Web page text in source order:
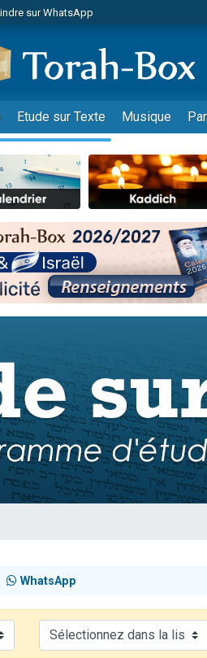
sur WhatsApp
don pour 1 Journée de Vacances Pour les
une bénédiction
sur WhatsApp
groupe sur Zoom
un don pour Diane, 80 ans, dans un
sur WhatsApp
sur WhatsApp
don pour 5 jours de vacances aux
une bénédiction
groupe sur Zoom
Box Music
sur WhatsApp
sur WhatsApp
sur WhatsApp
Etude sur Texte Musique
WhatsApp